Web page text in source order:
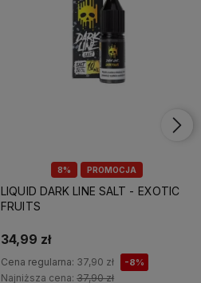
8% PROMOCJA
LIQUID DARK LINE SALT - EXOTIC
FRUITS
34,99 zł
Cena regularna: 37,90 zł -8%
Najniższa cena:37,90 zł